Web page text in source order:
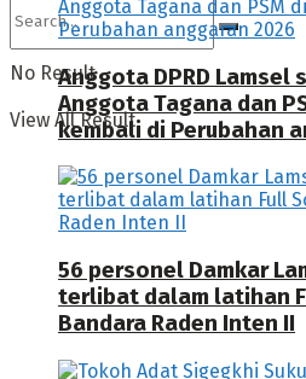
No Result
View All Result
Anggota DPRD Lamsel
Anggota Tagana dan
kembali di Perubahan
56 personel Damkar
terlibat dalam latihan
Bandara Raden Inten II